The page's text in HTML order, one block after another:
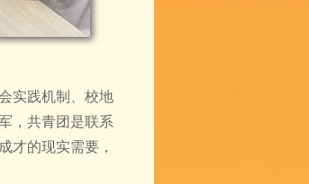
实践机制、校地
，共青团是联系
才的现实需要，